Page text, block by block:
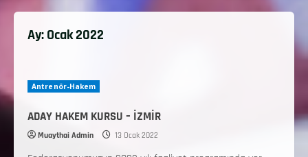
Ay:Ocak 2022
Antrenör-Hakem
ADAY HAKEM KURSU – İZMİR
Muaythai Admin 13 Ocak 2022